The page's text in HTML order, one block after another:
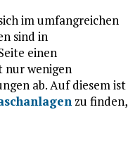
im umfangreichen
sind in
einen
nur wenigen
ab. Auf diesem ist
zu finden,